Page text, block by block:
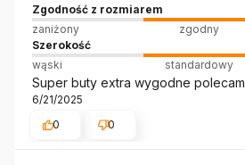
Zgodność z rozmiarem
zaniżony
zgodny
Szerokość
wąski
standardowy
Super buty extra wygodne polecam
6/21/2025
0
0